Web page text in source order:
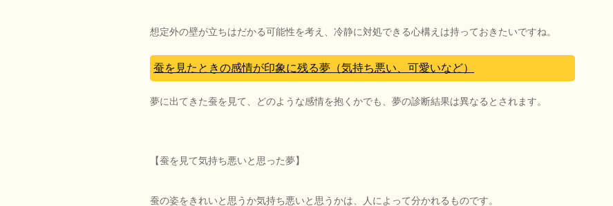
想定外の壁が立ちはだかる可能性を考え、冷静に対処できる心構えは持っておきたいですね。
蚕を見たときの感情が印象に残る夢（気持ち悪い、可愛いなど）
夢に出てきた蚕を見て、どのような感情を抱くかでも、夢の診断結果は異なるとされます。
【蚕を見て気持ち悪いと思った夢】
蚕の姿をきれいと思うか気持ち悪いと思うかは、人によって分かれるものです。